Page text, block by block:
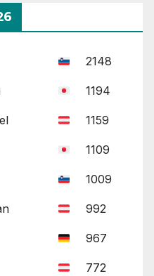
2148
1194
1159
1109
1009
992
967
772